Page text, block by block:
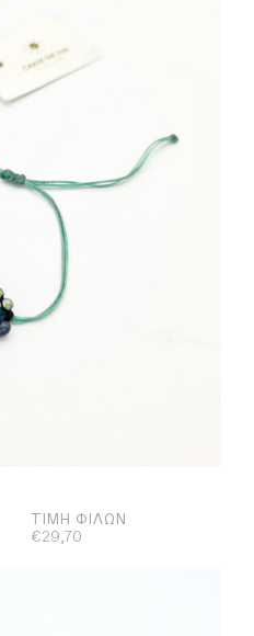
ΤΙΜΉ ΦΊΛΩΝ
€29,70